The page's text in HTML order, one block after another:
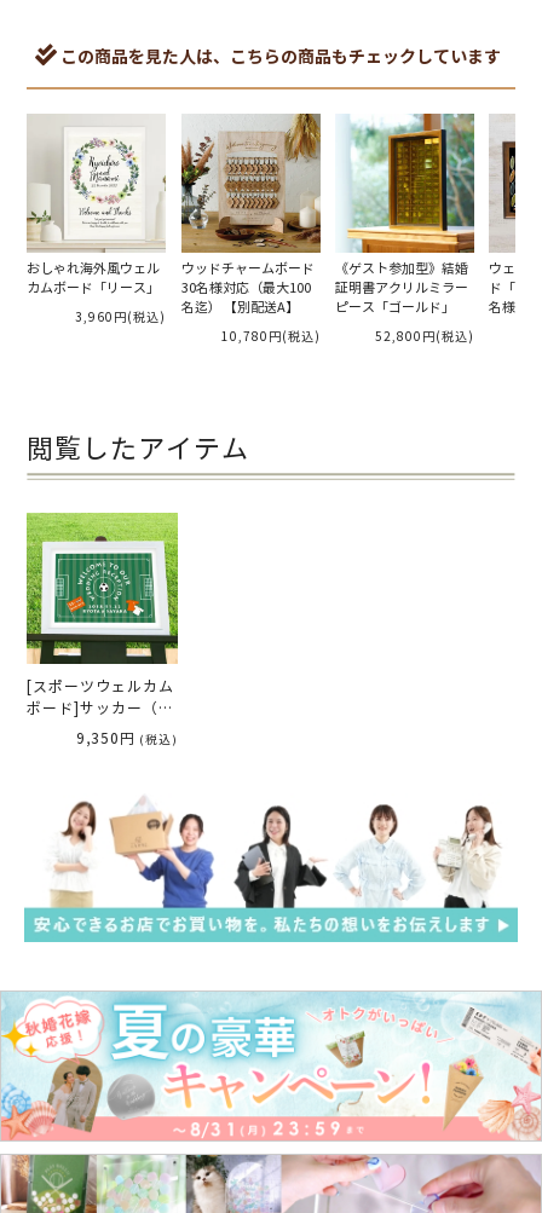
この商品を見た人は、こちらの商品もチェックしています
おしゃれ海外風ウェル
カムボード「リース」
3,960円(税込)
ウッドチャームボード
30名様対応（最大100
名迄） 【別配送A】
10,780円(税込)
《ゲスト参加型》結婚
証明書アクリルミラー
ピース「ゴールド」
52,800円(税込)
ウェル
ド「リ
名様対
閲覧したアイテム
[スポーツウェルカム
ボード]サッカー（オ
レンジ＆ホワイト）
パールフレーム
9,350円 (税込)